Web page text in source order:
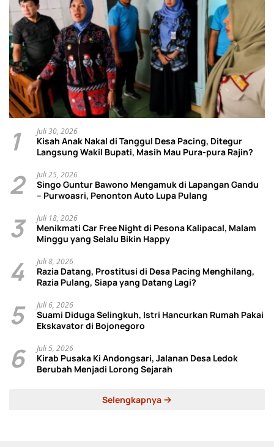
1 Juli 30, 2026
Kisah Anak Nakal di Tanggul Desa Pacing, Ditegur
Langsung Wakil Bupati, Masih Mau Pura-pura Rajin?
2 Juli 25, 2026
Singo Guntur Bawono Mengamuk di Lapangan Gandu
– Purwoasri, Penonton Auto Lupa Pulang
3 Juli 18, 2026
Menikmati Car Free Night di Pesona Kalipacal, Malam
Minggu yang Selalu Bikin Happy
4 Juli 8, 2026
Razia Datang, Prostitusi di Desa Pacing Menghilang,
Razia Pulang, Siapa yang Datang Lagi?
5 Juli 6, 2026
Suami Diduga Selingkuh, Istri Hancurkan Rumah Pakai
Ekskavator di Bojonegoro
6 Juli 5, 2026
Kirab Pusaka Ki Andongsari, Jalanan Desa Ledok
Berubah Menjadi Lorong Sejarah
Selengkapnya